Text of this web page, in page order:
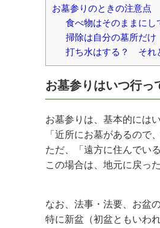
お墓参りのときの注意点
食べ物はそのままにし
掃除は自分の墓所だけ
打ち水はする？ それ
お墓参りはいつ行っ
お墓参りは、基本的には
「近所にお墓があるので
ただ、「遠方に住んでい
この場合は、地元に戻っ
なお、法事・法要、お盆
特に新盆（初盆ともいわ